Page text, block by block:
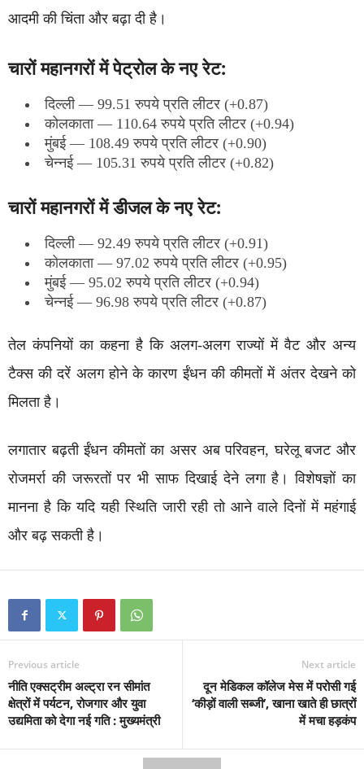
आदमी की चिंता और बढ़ा दी है।
चारों महानगरों में पेट्रोल के नए रेट:
दिल्ली — 99.51 रुपये प्रति लीटर (+0.87)
कोलकाता — 110.64 रुपये प्रति लीटर (+0.94)
मुंबई — 108.49 रुपये प्रति लीटर (+0.90)
चेन्नई — 105.31 रुपये प्रति लीटर (+0.82)
चारों महानगरों में डीजल के नए रेट:
दिल्ली — 92.49 रुपये प्रति लीटर (+0.91)
कोलकाता — 97.02 रुपये प्रति लीटर (+0.95)
मुंबई — 95.02 रुपये प्रति लीटर (+0.94)
चेन्नई — 96.98 रुपये प्रति लीटर (+0.87)
तेल कंपनियों का कहना है कि अलग-अलग राज्यों में वैट और अन्य
टैक्स की दरें अलग होने के कारण ईंधन की कीमतों में अंतर देखने को
मिलता है।
लगातार बढ़ती ईंधन कीमतों का असर अब परिवहन, घरेलू बजट और
रोजमर्रा की जरूरतों पर भी साफ दिखाई देने लगा है। विशेषज्ञों का
मानना है कि यदि यही स्थिति जारी रही तो आने वाले दिनों में महंगाई
और बढ़ सकती है।
Previous article
नीति एक्सट्रीम अल्ट्रा रन सीमांत
क्षेत्रों में पर्यटन, रोजगार और युवा
उद्यमिता को देगा नई गति : मुख्यमंत्री
Next article
दून मेडिकल कॉलेज मेस में परोसी गई
‘कीड़ों वाली सब्जी’, खाना खाते ही छात्रों
में मचा हड़कंप